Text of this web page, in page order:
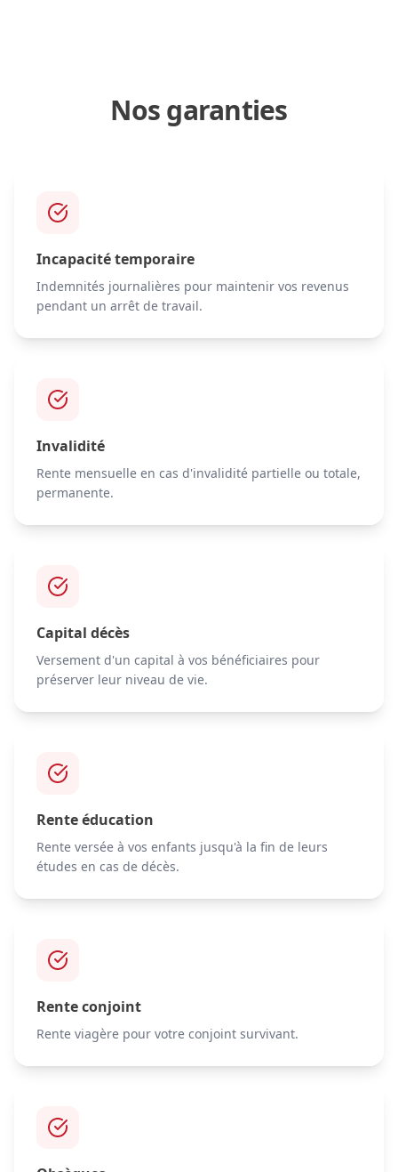
Nos garanties
Incapacité temporaire
Indemnités journalières pour maintenir vos revenus
pendant un arrêt de travail.
Invalidité
Rente mensuelle en cas d'invalidité partielle ou totale,
permanente.
Capital décès
Versement d'un capital à vos bénéficiaires pour
préserver leur niveau de vie.
Rente éducation
Rente versée à vos enfants jusqu'à la fin de leurs
études en cas de décès.
Rente conjoint
Rente viagère pour votre conjoint survivant.